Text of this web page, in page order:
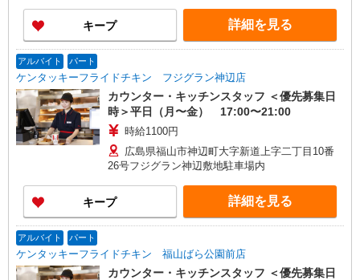
キープ 詳細を見る
アルバイト パート
ケンタッキーフライドチキン フジグラン神辺店
カウンター・キッチンスタッフ ＜優先募集日
時＞平日（月〜金） 17:00〜21:00
時給1100円
広島県福山市神辺町大字新道上字二丁目10番
26号フジグラン神辺敷地駐車場内
キープ 詳細を見る
アルバイト パート
ケンタッキーフライドチキン 福山ばら公園前店
カウンター・キッチンスタッフ ＜優先募集日